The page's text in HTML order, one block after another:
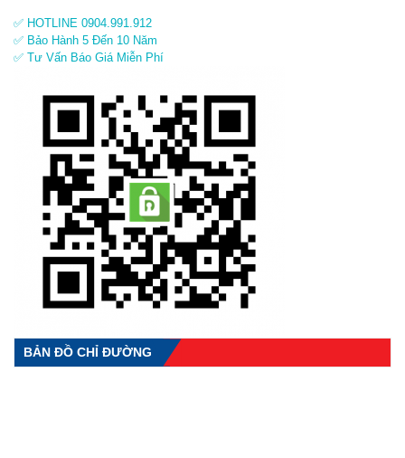
✅ HOTLINE 0904.991.912
✅ Bảo Hành 5 Đến 10 Năm
✅ Tư Vấn Báo Giá Miễn Phí
BẢN ĐỒ CHỈ ĐƯỜNG